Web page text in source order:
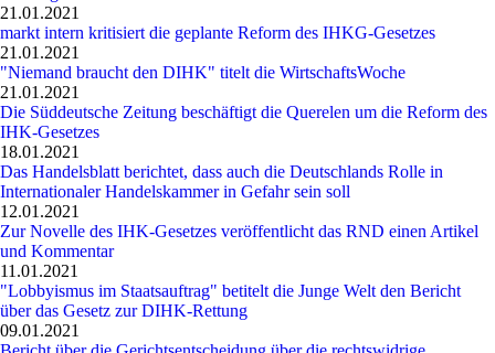
21.01.2021
markt intern kritisiert die geplante Reform des IHKG-Gesetzes
21.01.2021
"Niemand braucht den DIHK" titelt die WirtschaftsWoche
21.01.2021
Die Süddeutsche Zeitung beschäftigt die Querelen um die Reform des
IHK-Gesetzes
18.01.2021
Das Handelsblatt berichtet, dass auch die Deutschlands Rolle in
Internationaler Handelskammer in Gefahr sein soll
12.01.2021
Zur Novelle des IHK-Gesetzes veröffentlicht das RND einen Artikel
und Kommentar
11.01.2021
"Lobbyismus im Staatsauftrag" betitelt die Junge Welt den Bericht
über das Gesetz zur DIHK-Rettung
09.01.2021